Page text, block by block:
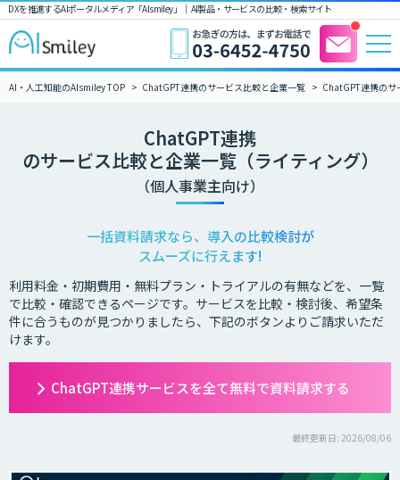
DXを推進するAIポータルメディア「AIsmiley」｜ AI製品・サービスの比較・検索サイト
AI・人工知能のAIsmiley TOP ChatGPT連携のサービス比較と企業一覧 ChatGPT連携のサ
ChatGPT連携
のサービス比較と企業一覧（ライティング）
（個人事業主向け）
一括資料請求なら、導入の比較検討が
スムーズに行えます!
利用料金・初期費用・無料プラン・トライアルの有無などを、一覧
で比較・確認できるページです。サービスを比較・検討後、希望条
件に合うものが見つかりましたら、下記のボタンよりご請求いただ
けます。
ChatGPT連携サービスを全て無料で資料請求する
最終更新日: 2026/08/06